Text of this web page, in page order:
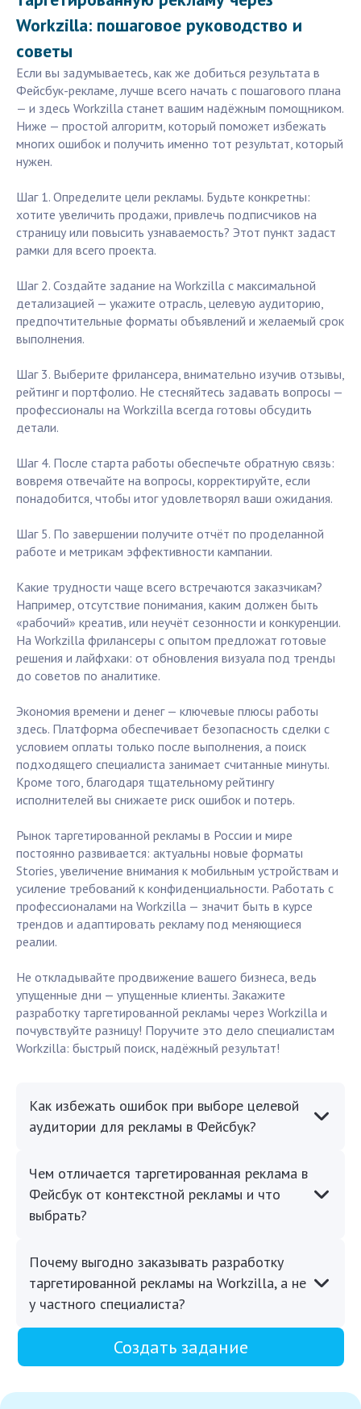
Workzilla: пошаговое руководство и
советы
Если вы задумываетесь, как же добиться результата в
Фейсбук-рекламе, лучше всего начать с пошагового плана
— и здесь Workzilla станет вашим надёжным помощником.
Ниже — простой алгоритм, который поможет избежать
многих ошибок и получить именно тот результат, который
нужен.
Шаг 1. Определите цели рекламы. Будьте конкретны:
хотите увеличить продажи, привлечь подписчиков на
страницу или повысить узнаваемость? Этот пункт задаст
рамки для всего проекта.
Шаг 2. Создайте задание на Workzilla с максимальной
детализацией — укажите отрасль, целевую аудиторию,
предпочтительные форматы объявлений и желаемый срок
выполнения.
Шаг 3. Выберите фрилансера, внимательно изучив отзывы,
рейтинг и портфолио. Не стесняйтесь задавать вопросы —
профессионалы на Workzilla всегда готовы обсудить
детали.
Шаг 4. После старта работы обеспечьте обратную связь:
вовремя отвечайте на вопросы, корректируйте, если
понадобится, чтобы итог удовлетворял ваши ожидания.
Шаг 5. По завершении получите отчёт по проделанной
работе и метрикам эффективности кампании.
Какие трудности чаще всего встречаются заказчикам?
Например, отсутствие понимания, каким должен быть
«рабочий» креатив, или неучёт сезонности и конкуренции.
На Workzilla фрилансеры с опытом предложат готовые
решения и лайфхаки: от обновления визуала под тренды
до советов по аналитике.
Экономия времени и денег — ключевые плюсы работы
здесь. Платформа обеспечивает безопасность сделки с
условием оплаты только после выполнения, а поиск
подходящего специалиста занимает считанные минуты.
Кроме того, благодаря тщательному рейтингу
исполнителей вы снижаете риск ошибок и потерь.
Рынок таргетированной рекламы в России и мире
постоянно развивается: актуальны новые форматы
Stories, увеличение внимания к мобильным устройствам и
усиление требований к конфиденциальности. Работать с
профессионалами на Workzilla — значит быть в курсе
трендов и адаптировать рекламу под меняющиеся
реалии.
Не откладывайте продвижение вашего бизнеса, ведь
упущенные дни — упущенные клиенты. Закажите
разработку таргетированной рекламы через Workzilla и
почувствуйте разницу! Поручите это дело специалистам
Workzilla: быстрый поиск, надёжный результат!
Как избежать ошибок при выборе целевой
аудитории для рекламы в Фейсбук?
Чем отличается таргетированная реклама в
Фейсбук от контекстной рекламы и что
выбрать?
Почему выгодно заказывать разработку
таргетированной рекламы на Workzilla, а не
у частного специалиста?
Создать задание